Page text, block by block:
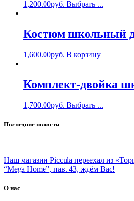
1,200.00руб. Выбрать ...
Костюм школьный
1,600.00руб. В корзину
Комплект-двойка
1,700.00руб. Выбрать ...
Последние новости
Наш магазин Piccula переехал из
“Mega Home”, пав. 43, ждём Вас!
О нас